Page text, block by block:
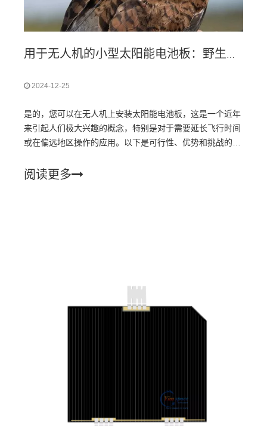
2024-12-25
是的，您可以在无人机上安装太阳能电池板，这是一个近年
来引起人们极大兴趣的概念，特别是对于需要延长飞行时间
或在偏远地区操作的应用。以下是可行性、优势和挑战的概
阅读更多